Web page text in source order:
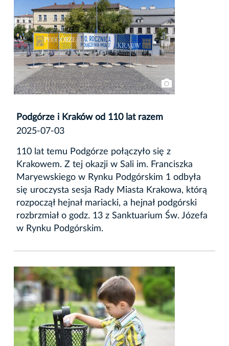
Podgórze i Kraków od 110 lat razem
2025-07-03
110 lat temu Podgórze połączyło się z
Krakowem. Z tej okazji w Sali im. Franciszka
Maryewskiego w Rynku Podgórskim 1 odbyła
się uroczysta sesja Rady Miasta Krakowa, którą
rozpoczął hejnał mariacki, a hejnał podgórski
rozbrzmiał o godz. 13 z Sanktuarium Św. Józefa
w Rynku Podgórskim.